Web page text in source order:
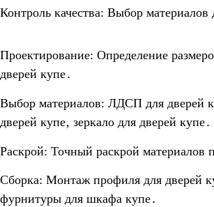
Контроль качества: Выбор
Проектирование: Определение
дверей купе․
Выбор материалов: ЛДСП для дверей
дверей купе‚ зеркало для дверей купе․
Раскрой: Точный раскрой материалов
Сборка: Монтаж профиля для дверей
фурнитуры для шкафа купе․